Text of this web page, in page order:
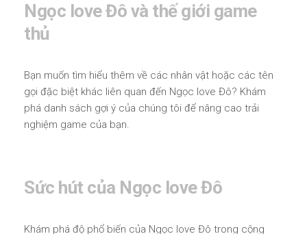
Ngọc love Đô và thế giới game
thủ
Bạn muốn tìm hiểu thêm về các nhân vật hoặc các tên
gọi đặc biệt khác liên quan đến Ngọc love Đô? Khám
phá danh sách gợi ý của chúng tôi để nâng cao trải
nghiệm game của bạn.
Sức hút của Ngọc love Đô
Khám phá độ phổ biến của Ngọc love Đô trong cộng